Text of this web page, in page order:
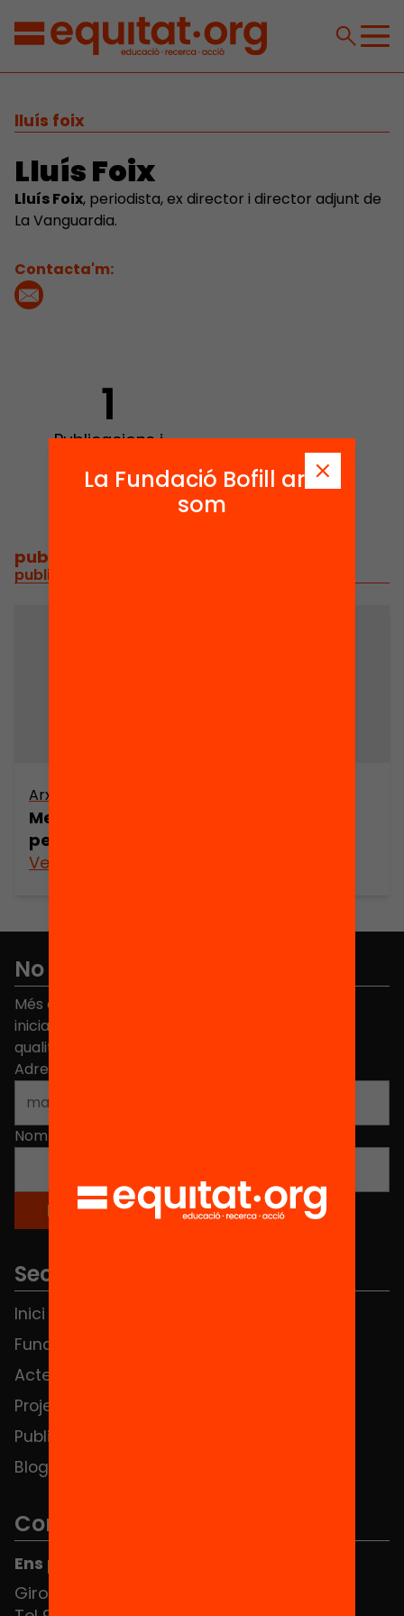
lluís foix
Lluís Foix
Lluís Foix, periodista, ex director i director adjunt de
La Vanguardia.
Contacta'm:
1
Publicacions i
publicacions i vídeos
publicacions i vídeos relacionats
Arxiu
Memòria del projecte de recerca
periodisme i drets
Veure’n més
No et perdis res
Més de 40.000 persones ja han triat Equitat. Rep
iniciatives, propostes i projectes per millorar la
qualitat de l'educació a Catalunya.
Adreça electrònica
Nom
Seccions
Inici
Fundació
Actes
Projectes
Publicacions i vídeos
Blog
Contacte
Ens pots trobar al Hub Social
Girona 34, interior 08010 Barcelona
La Fundació Bofill ara
som